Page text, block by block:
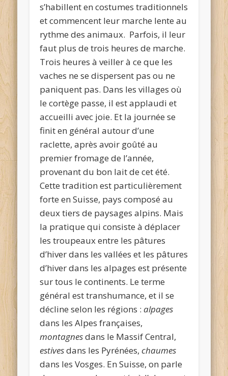
s’habillent en costumes traditionnels
et commencent leur marche lente au
rythme des animaux. Parfois, il leur
faut plus de trois heures de marche.
Trois heures à veiller à ce que les
vaches ne se dispersent pas ou ne
paniquent pas. Dans les villages où
le cortège passe, il est applaudi et
accueilli avec joie. Et la journée se
finit en général autour d’une
raclette, après avoir goûté au
premier fromage de l’année,
provenant du bon lait de cet été.
Cette tradition est particulièrement
forte en Suisse, pays composé au
deux tiers de paysages alpins. Mais
la pratique qui consiste à déplacer
les troupeaux entre les pâtures
d’hiver dans les vallées et les pâtures
d’hiver dans les alpages est présente
sur tous le continents. Le terme
général est transhumance, et il se
décline selon les régions :alpages
dans les Alpes françaises,
montagnesdans le Massif Central,
estivesdans les Pyrénées,chaumes
dans les Vosges. En Suisse, on parle